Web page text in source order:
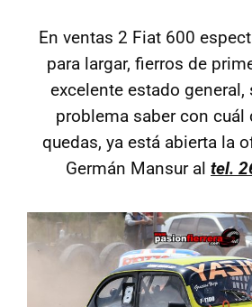
En ventas 2 Fiat 600
para largar, fierros de
excelente estado general,
problema saber con cuál
quedas, ya está abierta la
Germán Mansur al tel.